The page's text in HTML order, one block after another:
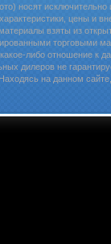
носят
цены и
взяты из
торговыми
либо отношение к
дилеров не
Находясь на данном